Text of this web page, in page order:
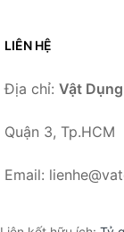
LIÊN HỆ
Địa chỉ: Vật
Quận 3, Tp.HCM
Email: